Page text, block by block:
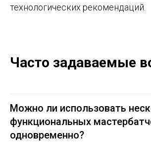
технологических рекомендаций.
Часто задаваемые
Можно ли использовать
функциональных
одновременно?